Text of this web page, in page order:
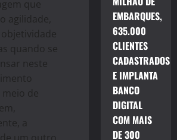
que
agilidade,
quando se
neste
de
a
EMBARQUES,
635.000
CLIENTES
CADASTRADOS
E IMPLANTA
BANCO
DIGITAL
COM MAIS
DE 300